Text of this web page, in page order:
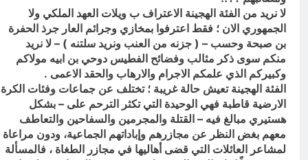
لا نريد من الفئة الهجينة الاعتراف ب ويلات العهد الملكي ولا
الجمهوري الان ؛ فقط اعترفوا بمخازي وجرائم العار جرذ الحفرة
بن صبحة وحسب – ( جزنه من العنب ونريد سلتنه ) – لا نريد
منكم سوى ذكر مثالب وفضائح الفطيس دوحي بن ابيه مولاكم
وكبيركم الذي علمكم الاجرام والارهاب والحقد الاعمى .
الفئة الهجينة تعيش حالة غريبة ؛ تختلف عن جماعات وفئات الكرة
الارضية قاطبة فهي الوحيدة التي تكثر الترحم على – بشكل
هستيري مبالغ فيه – القتلة والمجرمين والسفاحين والتعاطف
معهم بغض النظر عن مجازرهم وإباداتهم الجماعية، ودون مراعاة
لمشاعر العائلات التي قضى أهاليها في مجازر الطغاة ، فالمسألة